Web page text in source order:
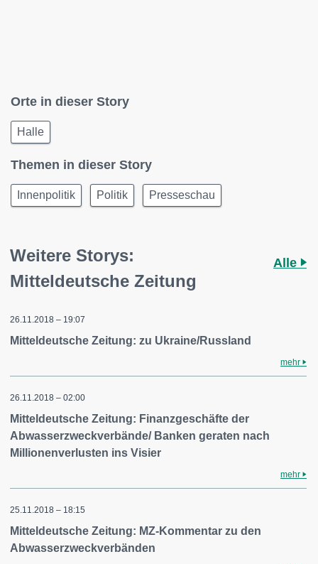
Orte in dieser Story
Halle
Themen in dieser Story
Innenpolitik Politik Presseschau
Weitere Storys:
Mitteldeutsche Zeitung
Alle
26.11.2018 – 19:07
Mitteldeutsche Zeitung: zu Ukraine/Russland
mehr
26.11.2018 – 02:00
Mitteldeutsche Zeitung: Finanzgeschäfte der
Abwasserzweckverbände/ Banken geraten nach
Millionenverlusten ins Visier
mehr
25.11.2018 – 18:15
Mitteldeutsche Zeitung: MZ-Kommentar zu den
Abwasserzweckverbänden